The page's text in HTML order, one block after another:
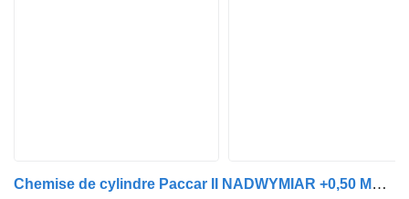
Chemise de cylindre Paccar II NADWYMIAR +0,50 MM 1942478 pour tracteur routier DAF XF 105